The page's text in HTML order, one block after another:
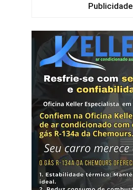
Publicidade